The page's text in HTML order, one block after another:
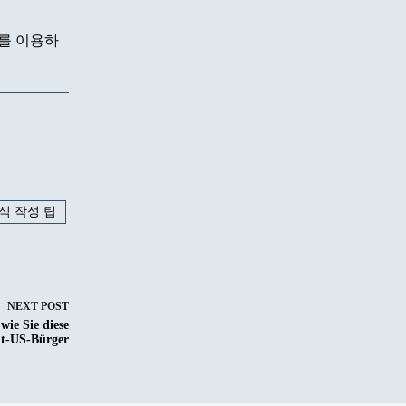
이용하
작성 팁
NEXT POST
Sie diese
US-Bürger